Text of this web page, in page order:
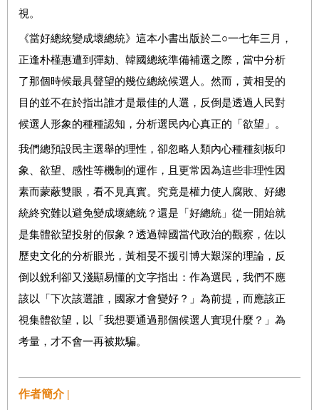
視。
《當好總統變成壞總統》這本小書出版於二○一七年三月，
正逢朴槿惠遭到彈劾、韓國總統準備補選之際，當中分析
了那個時候最具聲望的幾位總統候選人。然而，黃相旻的
目的並不在於指出誰才是最佳的人選，反倒是透過人民對
候選人形象的種種認知，分析選民內心真正的「欲望」。
我們總預設民主選舉的理性，卻忽略人類內心種種刻板印
象、欲望、感性等機制的運作，且更常因為這些非理性因
素而蒙蔽雙眼，看不見真實。究竟是權力使人腐敗、好總
統終究難以避免變成壞總統？還是「好總統」從一開始就
是集體欲望投射的假象？透過韓國當代政治的觀察，佐以
歷史文化的分析眼光，黃相旻不援引博大艱深的理論，反
倒以銳利卻又淺顯易懂的文字指出：作為選民，我們不應
該以「下次該選誰，國家才會變好？」為前提，而應該正
視集體欲望，以「我想要通過那個候選人實現什麼？」為
考量，才不會一再被欺騙。
作者簡介 |